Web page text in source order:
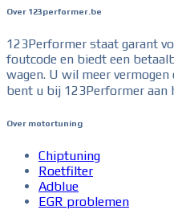
Over 123performer.be
123Performer staat garant
foutcode en biedt een
wagen. U wil meer
bent u bij 123Performer aan
Over motortuning
Chiptuning
Roetfilter
Adblue
EGR problemen